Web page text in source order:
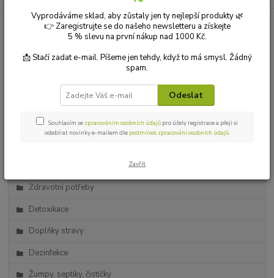
Kategorie blogu
Přírodní kosmetika
Přírodní aromaterapie
Bio drogerie
Zdravotní potřeby
Detoxikace
Doplňky stravy
Dezinfekce
Žumpy, septiky, čističky
Vyprodáváme sklad, aby zůstaly jen ty nejlepší produkty 🌿
👉 Zaregistrujte se do našeho newsletteru a získejte
5 % slevu na první nákup nad 1000 Kč.
📩 Stačí zadat e-mail. Píšeme jen tehdy, když to má smysl. Žádný
spam.
Odeslat
Souhlasím se zpracováním osobních údajů pro účely registrace a přeji si
odebírat novinky e-mailem dle podmínek zpracování osobních údajů.
Zavřít